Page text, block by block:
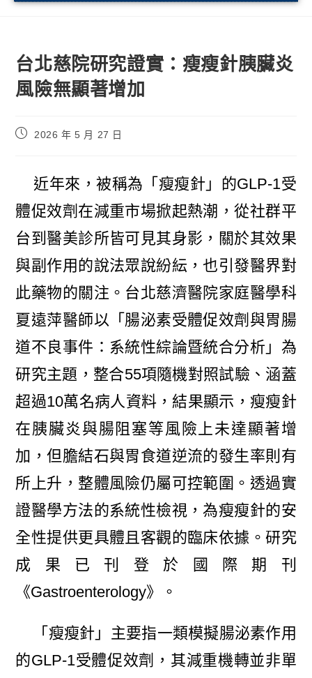
台北慈院研究證實：瘦瘦針胰臟炎
風險無顯著增加
2026 年 5 月 27 日
近年來，被稱為「瘦瘦針」的GLP-1受
體促效劑在減重市場掀起熱潮，從社群平
台到醫美診所皆可見其身影，關於其效果
與副作用的說法眾說紛紜，也引發醫界對
此藥物的關注。台北慈濟醫院家庭醫學科
夏遠萍醫師以「腸泌素受體促效劑與胃腸
道不良事件：系統性綜論暨統合分析」為
研究主題，整合55項隨機對照試驗、涵蓋
超過10萬名病人資料，結果顯示，瘦瘦針
在胰臟炎與腸阻塞等風險上未達顯著增
加，但膽結石與胃食道逆流的發生率則有
所上升，整體風險仍屬可控範圍。透過實
證醫學方法的系統性檢視，為瘦瘦針的安
全性提供更具體且客觀的臨床依據。研究
成果已刊登於國際期刊
《Gastroenterology》。
「瘦瘦針」主要指一類模擬腸泌素作用
的GLP-1受體促效劑，其減重機轉並非單